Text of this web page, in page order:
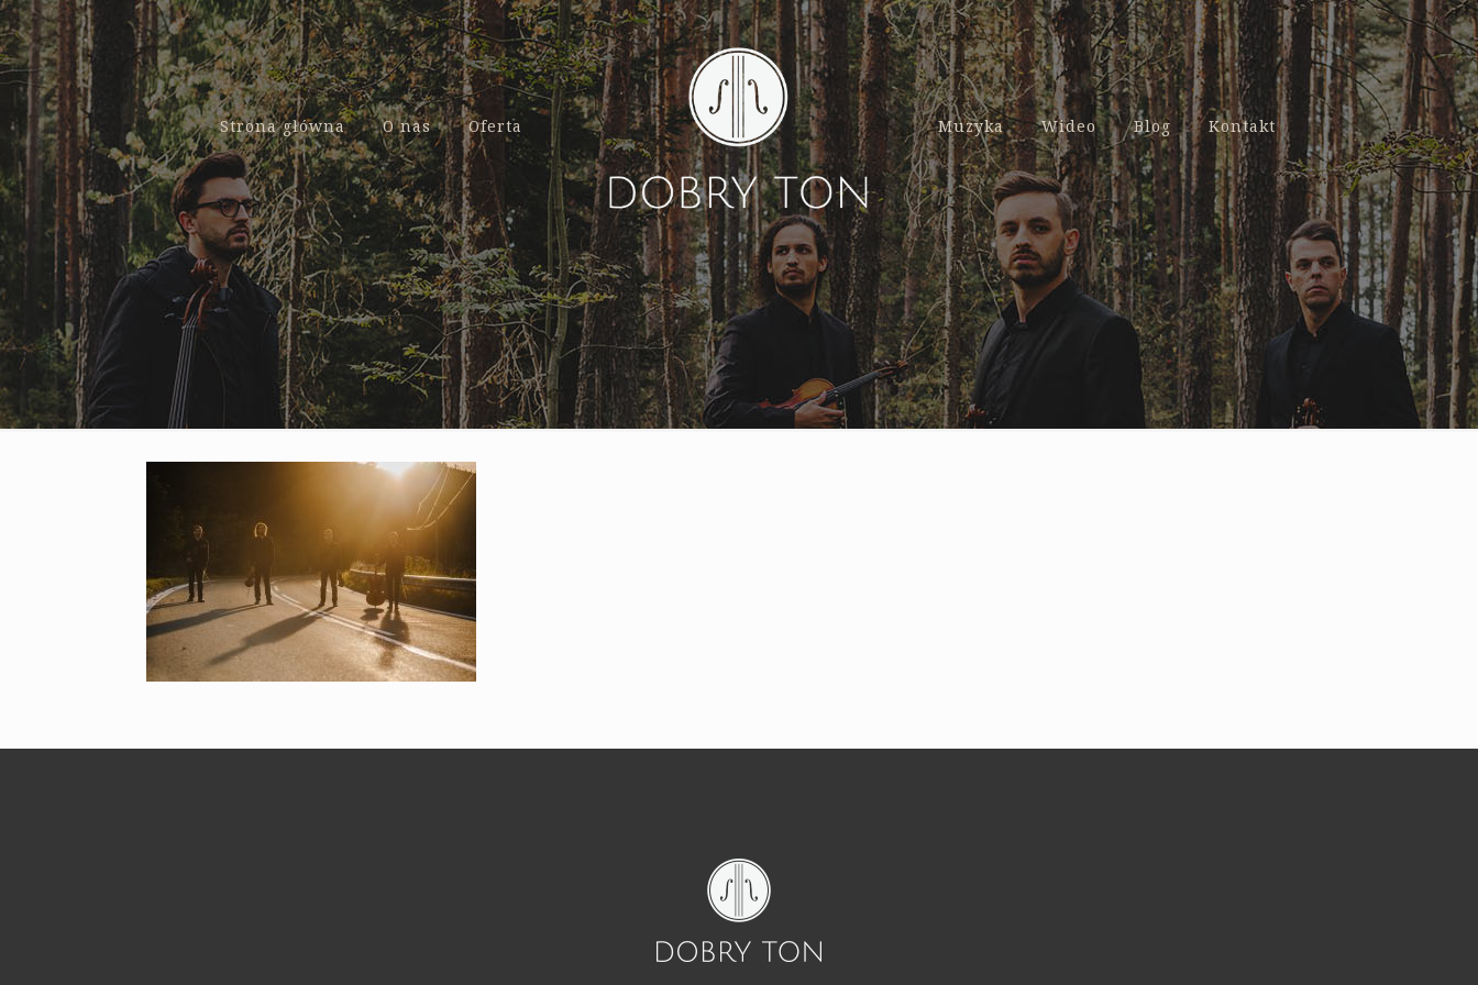
Strona główna O nas Oferta Muzyka Wideo Blog Kontakt